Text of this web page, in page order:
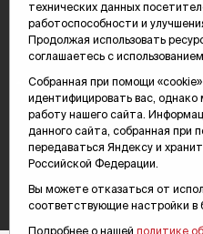
kotovaev@sibinformburo.ru
mim@vsluh.ru
© 2000-2026 Тюменская интернет-
Карта сайта
технических данных
работоспособности и
Продолжая использовать
соглашаетесь с
Собранная при помощи
идентифицировать вас,
работу нашего сайта.
данного сайта, собранная при
передаваться Яндексу и
Российской Федерации.
Вы можете отказаться от
соответствующие настройки в
Подробнее о нашей политике